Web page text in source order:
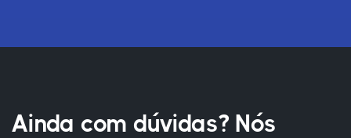
Ainda com dúvidas? Nós